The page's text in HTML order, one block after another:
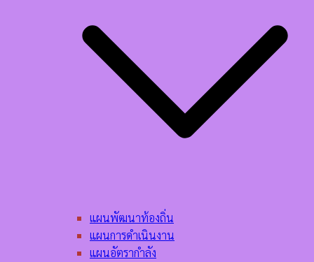
แผนพัฒนาท้องถิ่น
แผนการดำเนินงาน
แผนอัตรากำลัง